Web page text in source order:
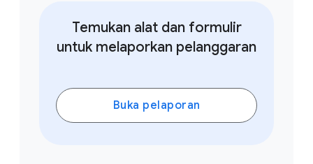
Temukan alat dan formulir
untuk melaporkan pelanggaran
Buka pelaporan